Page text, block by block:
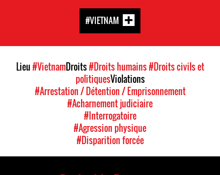
#VIETNAM
Lieu#VietnamDroits#Droits humains#Droits civils et
politiquesViolations
#Arrestation / Détention / Emprisonnement
#Acharnement judiciaire
#Interrogatoire
#Agression physique
#Disparition forcée